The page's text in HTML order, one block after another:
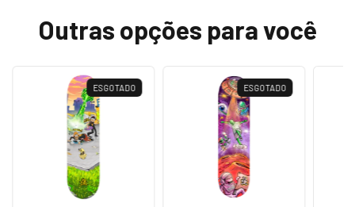
Outras opções para você
ESGOTADO ESGOTADO